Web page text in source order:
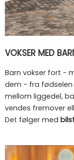
VOKSER MED
Barn vokser fort -
dem - fra fødselen
mellom liggedel,
vendes fremover
Det følger med